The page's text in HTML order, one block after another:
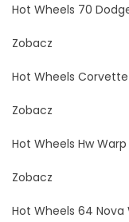
Hot Wheels 70
Zobacz
Hot Wheels
Zobacz
Hot Wheels Hw
Zobacz
Hot Wheels 64 Nova